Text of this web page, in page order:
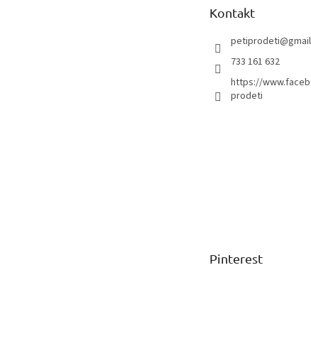
Kontakt
petiprodeti@
733 161 632
https://
prodeti
Pinterest